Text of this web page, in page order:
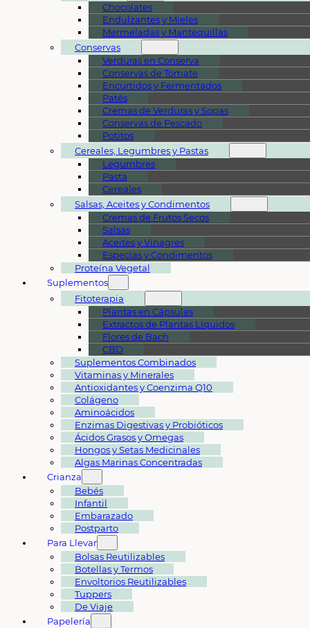
Chocolates
Endulzantes y Mieles
Mermeladas y Mantequillas
Conservas
Verduras en Conserva
Conservas de Tomate
Encurtidos y Fermentados
Patés
Cremas de Verduras y Sopas
Conservas de Pescado
Potitos
Cereales, Legumbres y Pastas
Legumbres
Pasta
Cereales
Salsas, Aceites y Condimentos
Cremas de Frutos Secos
Salsas
Aceites y Vinagres
Especias y Condimentos
Proteína Vegetal
Suplementos
Fitoterapia
Plantas en Cápsulas
Extractos de Plantas Líquidos
Flores de Bach
CBD
Suplementos Combinados
Vitaminas y Minerales
Antioxidantes y Coenzima Q10
Colágeno
Aminoácidos
Enzimas Digestivas y Probióticos
Ácidos Grasos y Omegas
Hongos y Setas Medicinales
Algas Marinas Concentradas
Crianza
Bebés
Infantil
Embarazado
Postparto
Para Llevar
Bolsas Reutilizables
Botellas y Termos
Envoltorios Reutilizables
Tuppers
De Viaje
Papelería